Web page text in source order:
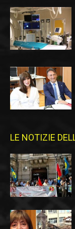
LE NOTIZIE